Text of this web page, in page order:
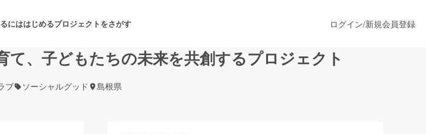
にははじめるプロジェクトをさがす ログイン/新規会員登録
、子どもたちの未来を共創するプロジェクト
ブ ソーシャルグッド 島根県